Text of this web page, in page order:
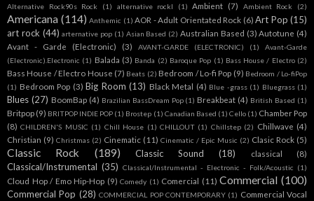
Alternative Rock90s Rock
(1) alternative rockl (1) Ambient (7) Ambient Rock (2)
Americana (114) Anthemic (1) AOR - Adult Orientated Rock (6) Art Pop (15)
art rock (44) arternative pop (1) Asian Based (2) Australian Based (3) Autotune (4)
Avant - Garde (Electronic)
(3) AVANT-GARDE (ELECTRONIC) (1)
Avant-Garde
(Electronic).Electronic (1) Balada (3) Banda (2) Baroque Pop (1) Bass House / Electro (2)
Bass House / Electro House (7) Beats (2) Bedroom / Lo-fi Pop (9) Bedroom / Lo-fiPop
(1) Bedroom Pop (3) Big Room (13) Black Metal (4) Blue -grass (1) Bluegrass (1)
Blues (27) BoomBap (4) Brazilian BassDream Pop (1) Breakbeat (4) British Based (1)
Britpop (9) BRITPOP INDIE POP (1) Brostep (1) Canadian Based (1) Cello (1) Chamber Pop
(8) CHILDREN'S MUSIC (1) Chill House (1) CHILLOUT (1) Chillstep (2) Chillwave (4)
Christian (9) Christmas (2) Cinematic (11) Cinematic / Epic Music (2) Clasic Rock (5)
Classic Rock (189) Classic Sound (18) classical (8)
Classical/Instrumental (35) Classical/Instrumental - Electronic - Folk/Acoustic (1)
Cloud Hop / Emo Hip-Hop (9) Comedy (1) Comercial (11) Commercial (100)
Commercial Pop (28) COMMERCIAL POP CONTEMPORARY (1) Commercial Vocal